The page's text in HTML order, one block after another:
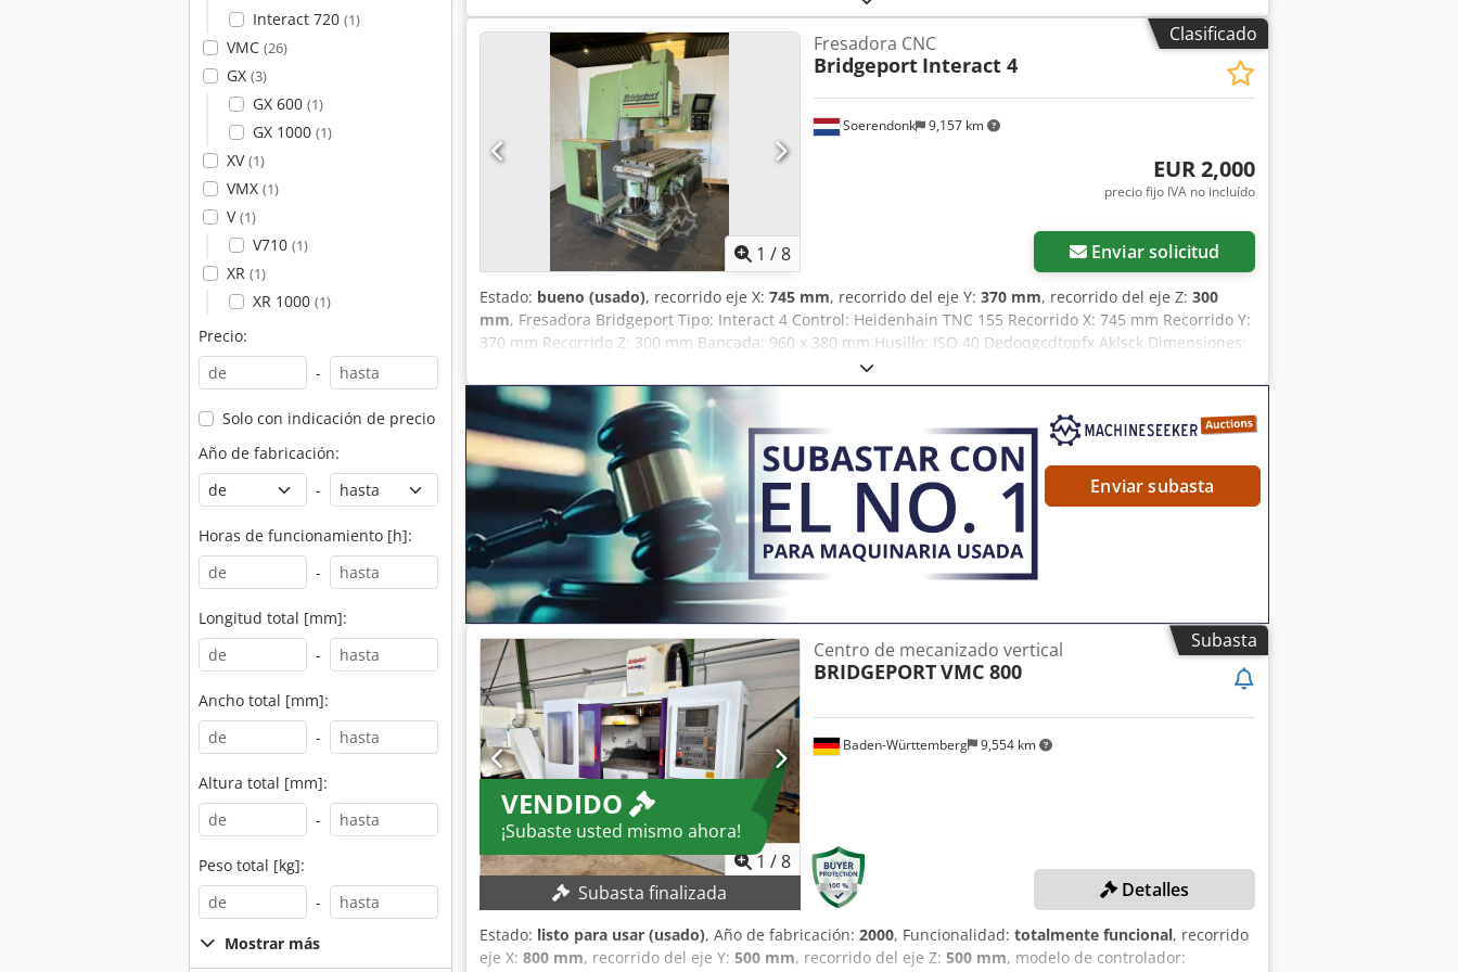
Interact 720 (1)
VMC (26)
GX (3)
GX 600 (1)
GX 1000 (1)
XV(1)
VMX (1)
V(1)
V710 (1)
XR (1)
XR 1000 (1)
Precio:
-
Solo con indicación de precio
Año de fabricación:
-
Horas de funcionamiento [h]:
-
Longitud total [mm]:
-
Ancho total [mm]:
-
Altura total [mm]:
-
Peso total [kg]:
-
Mostrar más
eléctrico: 18 kVA / 380V / 32A Peso: 3300 kg Dimensiones LxAnxAl: 3200 x 2600 x 2500 mm Accesorios,
equipamiento - Sistema de refrigeración - Pies para máquina
Clasificado
1 /8
Soerendonk 9,157 km
Fresadora CNC
Bridgeport Interact 4
EUR 2,000
precio fijo IVA no incluído
Enviar solicitud
Estado: bueno (usado), recorrido eje X: 745 mm, recorrido del eje Y: 370 mm, recorrido del eje Z: 300
mm, Fresadora Bridgeport Tipo: Interact 4 Control: Heidenhain TNC 155 Recorrido X: 745 mm Recorrido Y:
370 mm Recorrido Z: 300 mm Bancada: 960 x 380 mm Husillo: ISO 40 Dedoqgcdtopfx Aklsck Dimensiones:
Enviar subasta
Subasta
VENDIDO
¡Subaste usted mismo ahora!
1 /8
Subasta finalizada
Baden-Württemberg 9,554 km
Centro de mecanizado vertical
BRIDGEPORTVMC 800
Detalles
Estado: listo para usar (usado), Año de fabricación: 2000, Funcionalidad: totalmente funcional, recorrido
eje X: 800 mm, recorrido del eje Y: 500 mm, recorrido del eje Z: 500 mm, modelo de controlador: